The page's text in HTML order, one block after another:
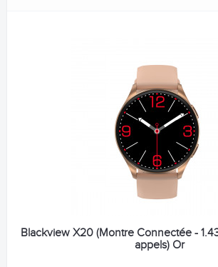
Blackview X20 (Montre Connectée -
appels) Or